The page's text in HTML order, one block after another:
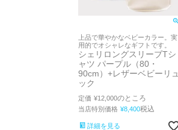
上品で華やかなベビーカラー。実
用的でオシャレなギフトです。
シェリロングスリーブTシ
ャツ パープル（80・
90cm）+レザーベビーリュ
ック
定価 ¥12,000のところ
当店特別価格 ¥8,400税込
詳細を見る